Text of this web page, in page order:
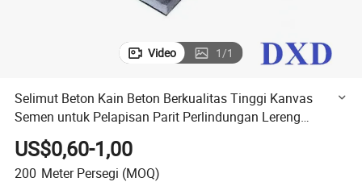
Video 1/1
Selimut Beton Kain Beton Berkualitas Tinggi Kanvas
Semen untuk Pelapisan Parit Perlindungan Lereng
Konservasi Air Kolam
US$0,60-1,00
200 Meter Persegi (MOQ)